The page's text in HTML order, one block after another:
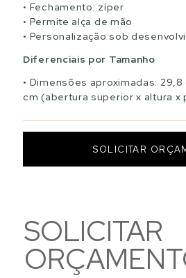
Fechamento: zíper
Permite alça de mão
Personalização sob
Diferenciais por Tamanho
Dimensões aproximadas: 29,8
cm (abertura superior x altura x
SOLICITAR
SOLICITAR